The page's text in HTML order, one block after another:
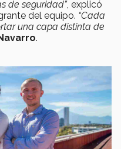
de seguridad”, explicó
del equipo. “Cada
una capa distinta de
.